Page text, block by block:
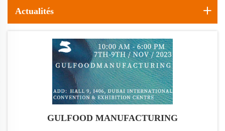
Actualités
GULFOOD MANUFACTURING